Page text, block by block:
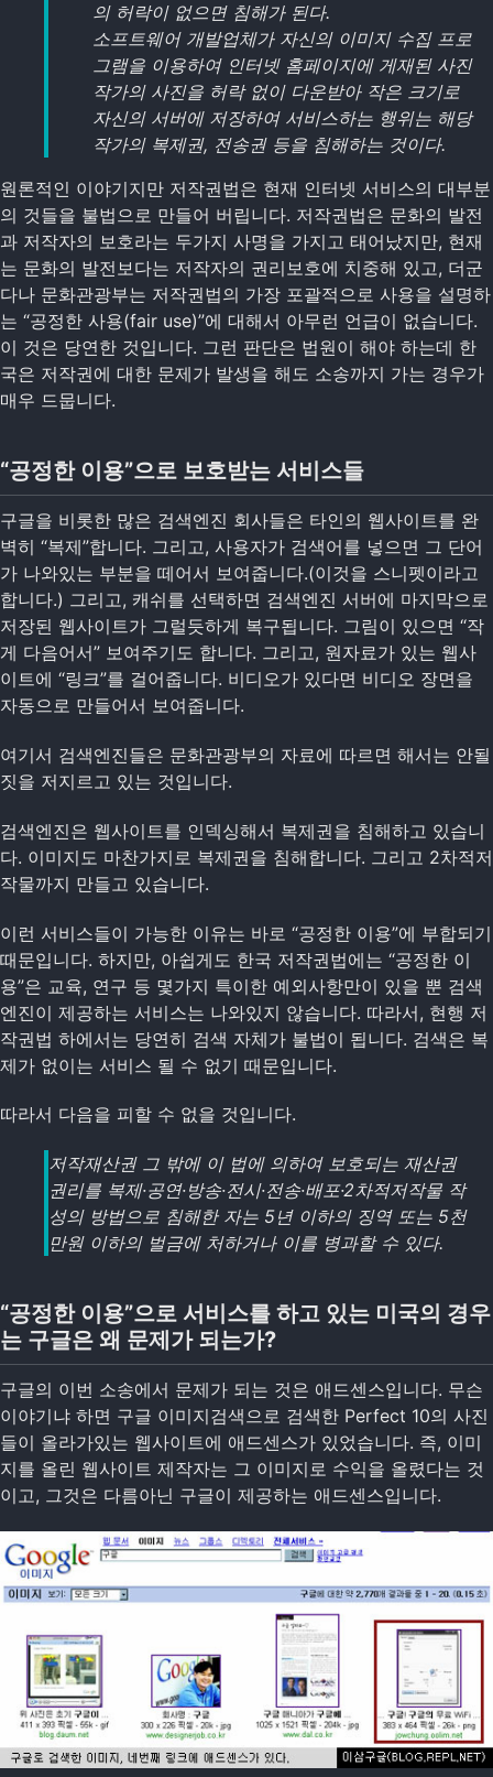
의 허락이 없으면 침해가 된다.
소프트웨어 개발업체가 자신의 이미지 수집 프로
그램을 이용하여 인터넷 홈페이지에 게재된 사진
작가의 사진을 허락 없이 다운받아 작은 크기로
자신의 서버에 저장하여 서비스하는 행위는 해당
작가의 복제권, 전송권 등을 침해하는 것이다.
원론적인 이야기지만 저작권법은 현재 인터넷 서비스의 대부분
의 것들을 불법으로 만들어 버립니다. 저작권법은 문화의 발전
과 저작자의 보호라는 두가지 사명을 가지고 태어났지만, 현재
는 문화의 발전보다는 저작자의 권리보호에 치중해 있고, 더군
다나 문화관광부는 저작권법의 가장 포괄적으로 사용을 설명하
는 “공정한 사용(fair use)”에 대해서 아무런 언급이 없습니다.
이 것은 당연한 것입니다. 그런 판단은 법원이 해야 하는데 한
국은 저작권에 대한 문제가 발생을 해도 소송까지 가는 경우가
매우 드뭅니다.
“공정한 이용”으로 보호받는 서비스들
구글을 비롯한 많은 검색엔진 회사들은 타인의 웹사이트를 완
벽히 “복제”합니다. 그리고, 사용자가 검색어를 넣으면 그 단어
가 나와있는 부분을 떼어서 보여줍니다.(이것을 스니펫이라고
합니다.) 그리고, 캐쉬를 선택하면 검색엔진 서버에 마지막으로
저장된 웹사이트가 그럴듯하게 복구됩니다. 그림이 있으면 “작
게 다음어서” 보여주기도 합니다. 그리고, 원자료가 있는 웹사
이트에 “링크”를 걸어줍니다. 비디오가 있다면 비디오 장면을
자동으로 만들어서 보여줍니다.
여기서 검색엔진들은 문화관광부의 자료에 따르면 해서는 안될
짓을 저지르고 있는 것입니다.
검색엔진은 웹사이트를 인덱싱해서 복제권을 침해하고 있습니
다. 이미지도 마찬가지로 복제권을 침해합니다. 그리고 2차적저
작물까지 만들고 있습니다.
이런 서비스들이 가능한 이유는 바로 “공정한 이용”에 부합되기
때문입니다. 하지만, 아쉽게도 한국 저작권법에는 “공정한 이
용”은 교육, 연구 등 몇가지 특이한 예외사항만이 있을 뿐 검색
엔진이 제공하는 서비스는 나와있지 않습니다. 따라서, 현행 저
작권법 하에서는 당연히 검색 자체가 불법이 됩니다. 검색은 복
제가 없이는 서비스 될 수 없기 때문입니다.
따라서 다음을 피할 수 없을 것입니다.
저작재산권 그 밖에 이 법에 의하여 보호되는 재산권
권리를 복제·공연·방송·전시·전송·배포·2차적저작물 작
성의 방법으로 침해한 자는 5년 이하의 징역 또는 5천
만원 이하의 벌금에 처하거나 이를 병과할 수 있다.
“공정한 이용”으로 서비스를 하고 있는 미국의 경우
는 구글은 왜 문제가 되는가?
구글의 이번 소송에서 문제가 되는 것은 애드센스입니다. 무슨
이야기냐 하면 구글 이미지검색으로 검색한 Perfect 10의 사진
들이 올라가있는 웹사이트에 애드센스가 있었습니다. 즉, 이미
지를 올린 웹사이트 제작자는 그 이미지로 수익을 올렸다는 것
이고, 그것은 다름아닌 구글이 제공하는 애드센스입니다.